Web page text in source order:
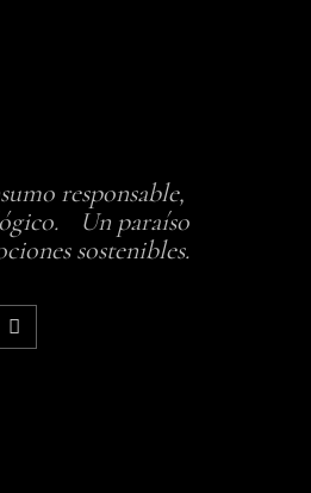
responsable,
Un paraíso
sostenibles.